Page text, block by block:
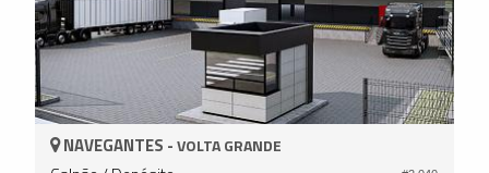
NAVEGANTES -VOLTA GRANDE